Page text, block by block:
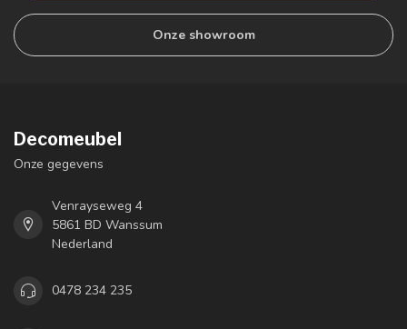
Onze showroom
Decomeubel
Onze gegevens
Venrayseweg 4
5861 BD Wanssum
Nederland
0478 234 235